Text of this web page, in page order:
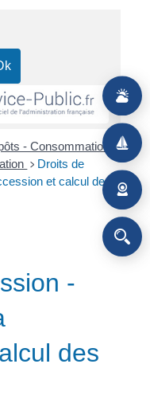
- Consommation
> Droits de
et calcul des
-
des